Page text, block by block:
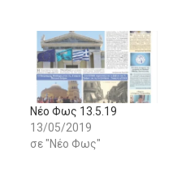
Νέο Φως 13.5.19
13/05/2019
σε "Νέο Φως"